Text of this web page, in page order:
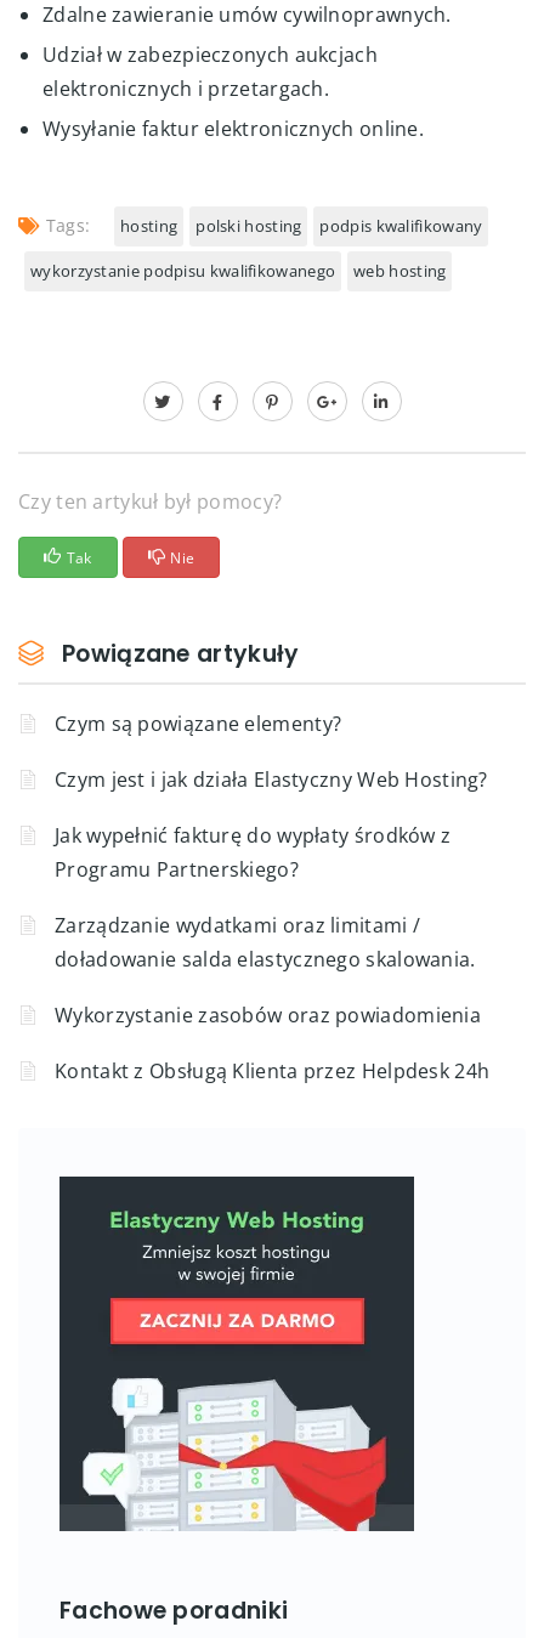
Zdalne zawieranie umów cywilnoprawnych.
Udział w zabezpieczonych aukcjach
elektronicznych i przetargach.
Wysyłanie faktur elektronicznych online.
Tags: hosting polski hosting podpis kwalifikowany
wykorzystanie podpisu kwalifikowanego web hosting
Czy ten artykuł był pomocy?
Tak Nie
Powiązane artykuły
Czym są powiązane elementy?
Czym jest i jak działa Elastyczny Web Hosting?
Jak wypełnić fakturę do wypłaty środków z
Programu Partnerskiego?
Zarządzanie wydatkami oraz limitami /
doładowanie salda elastycznego skalowania.
Wykorzystanie zasobów oraz powiadomienia
Kontakt z Obsługą Klienta przez Helpdesk 24h
Fachowe poradniki